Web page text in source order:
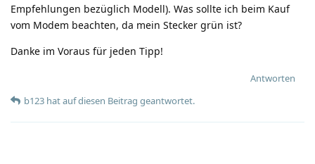
Empfehlungen bezüglich Modell). Was sollte ich beim Kauf
vom Modem beachten, da mein Stecker grün ist?
Danke im Voraus für jeden Tipp!
Antworten
b123 hatauf diesen Beitrag geantwortet.